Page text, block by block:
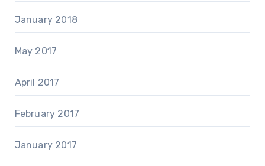
January 2018
May 2017
April 2017
February 2017
January 2017